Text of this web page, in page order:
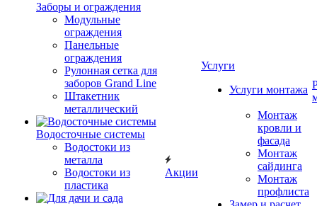
Заборы и ограждения
Модульные
ограждения
Панельные
ограждения
Рулонная сетка для
заборов Grand Line
Штакетник
металлический
Водосточные системы
Водостоки из
металла
Водостоки из
пластика
Акции
Услуги
Услуги монтажа
Монтаж
кровли и
фасада
Монтаж
сайдинга
Монтаж
профлиста